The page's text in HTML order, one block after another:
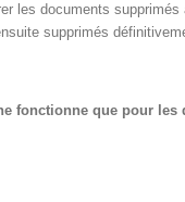
les documents
supprimés
fonctionne que pour